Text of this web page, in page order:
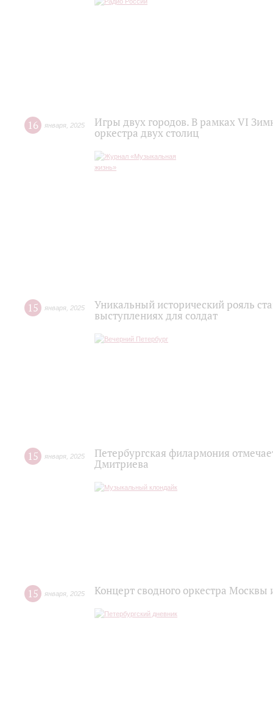
16 января 2025
Игры двух городов. В рамках VI
оркестра двух столиц
15 января 2025
Уникальный исторический рояль
выступлениях для солдат
15 января 2025
Петербургская филармония
Дмитриева
15 января 2025 Концерт сводного оркестра